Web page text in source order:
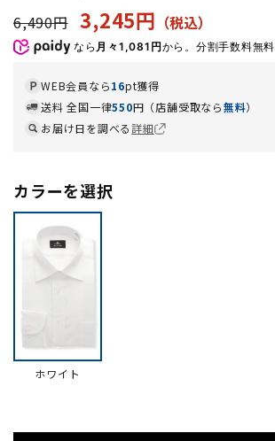
6,490円 3,245円
なら 月々1,081円から。分割手数料無料
WEB会員なら16pt獲得
送料 全国一律550円（店舗受取なら無料）
お届け日を調べる詳細
カラーを選択
ホワイト